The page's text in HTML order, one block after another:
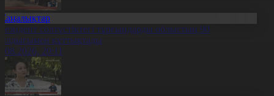
солтүстіктегі тұрғындарды облыстың 90
құттықтады
20:11